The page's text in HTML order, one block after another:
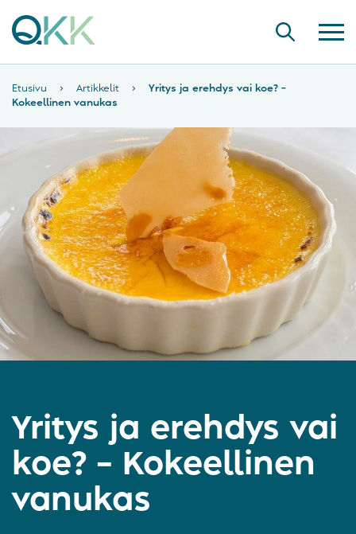
Etusivu › Artikkelit ›
Yritys ja erehdys vai koe? –
Kokeellinen vanukas
Yritys ja erehdys vai
koe? – Kokeellinen
vanukas